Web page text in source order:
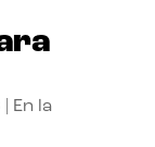
En la